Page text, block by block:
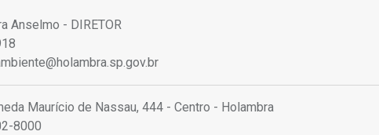
Anselmo - DIRETOR
Maurício de Nassau, 444 - Centro - Holambra
8000